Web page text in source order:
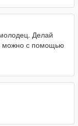
Делай
можно с помощью